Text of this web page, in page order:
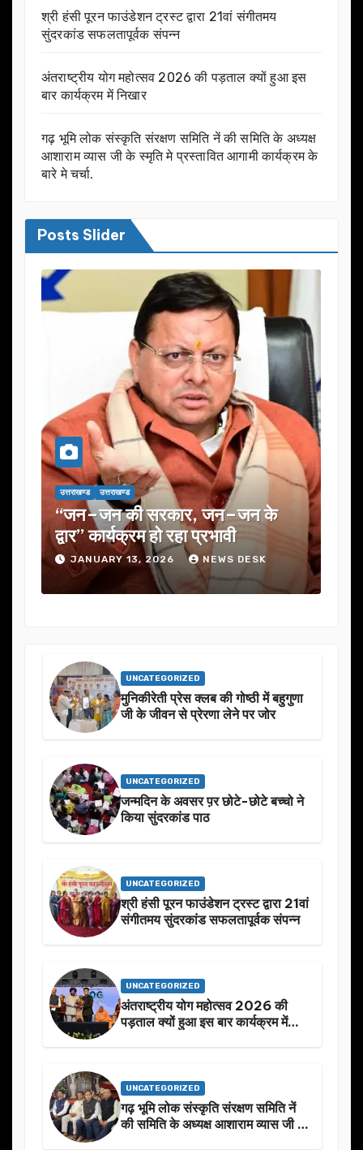
श्री हंसी पूरन फाउंडेशन ट्रस्ट द्वारा 21वां संगीतमय
सुंदरकांड सफलतापूर्वक संपन्न
अंतराष्ट्रीय योग महोत्सव 2026 की पड़ताल क्यों हुआ इस
बार कार्यक्रम में निखार
गढ़ भूमि लोक संस्कृति संरक्षण समिति नें की समिति के अध्यक्ष
आशाराम व्यास जी के स्मृति मे प्रस्तावित आगामी कार्यक्रम के
बारे मे चर्चा.
Posts Slider
जन–जन के
NEWS DESK
उत्तराखण्ड उत्तराखण्ड
यूजेवीएन लिमिटेड की 132वीं बोर्ड
में कई अहम प्रस्तावों को मंजूरी
JANUARY 13, 2026 NEWS DESK
UNCATEGORIZED
मुनिकीरेती प्रेस क्लब की गोष्ठी में बहुगुणा
जी के जीवन से प्रेरणा लेने पर जोर
UNCATEGORIZED
जन्मदिन के अवसर प़र छोटे-छोटे बच्चो ने
किया सुंदरकांड पाठ
UNCATEGORIZED
श्री हंसी पूरन फाउंडेशन ट्रस्ट द्वारा 21वां
संगीतमय सुंदरकांड सफलतापूर्वक संपन्न
UNCATEGORIZED
अंतराष्ट्रीय योग महोत्सव 2026 की
पड़ताल क्यों हुआ इस बार कार्यक्रम में
UNCATEGORIZED
गढ़ भूमि लोक संस्कृति संरक्षण समिति नें
की समिति के अध्यक्ष आशाराम व्यास जी के